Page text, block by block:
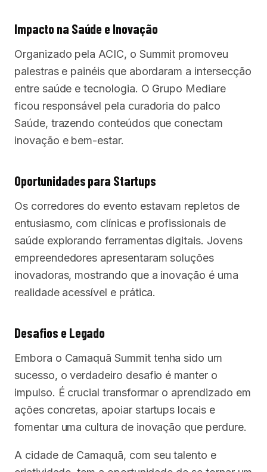
Impacto na Saúde e Inovação
Organizado pela ACIC, o Summit promoveu
palestras e painéis que abordaram a intersecção
entre saúde e tecnologia. O Grupo Mediare
ficou responsável pela curadoria do palco
Saúde, trazendo conteúdos que conectam
inovação e bem-estar.
Oportunidades para Startups
Os corredores do evento estavam repletos de
entusiasmo, com clínicas e profissionais de
saúde explorando ferramentas digitais. Jovens
empreendedores apresentaram soluções
inovadoras, mostrando que a inovação é uma
realidade acessível e prática.
Desafios e Legado
Embora o Camaquã Summit tenha sido um
sucesso, o verdadeiro desafio é manter o
impulso. É crucial transformar o aprendizado em
ações concretas, apoiar startups locais e
fomentar uma cultura de inovação que perdure.
A cidade de Camaquã, com seu talento e